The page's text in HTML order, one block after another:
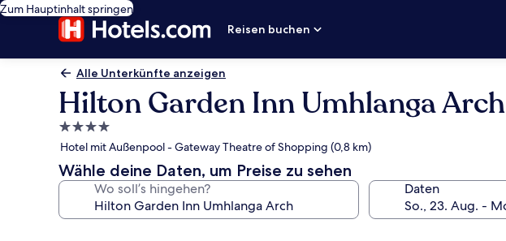
Zum Hauptinhalt springen
Reisen buchen
Alle Unterkünfte anzeigen
Hilton Garden Inn Umhlanga Arch
4.0-
Sterne-
Unterkunft
Hotel mit Außenpool - Gateway Theatre of Shopping (0,8 km)
Wähle deine Daten, um Preise zu sehen
Wo soll’s hingehen? Daten